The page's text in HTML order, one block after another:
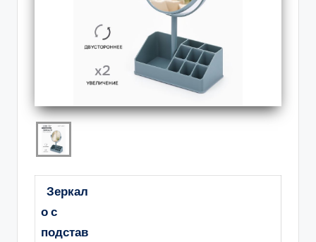
Зеркал
о с
подстав